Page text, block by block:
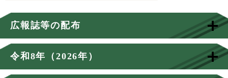
広報誌等の配布
令和8年（2026年）